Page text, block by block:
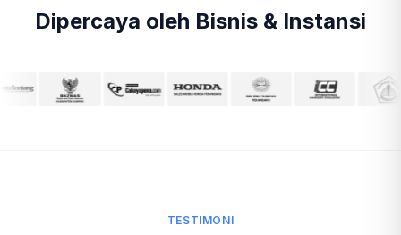
Dipercaya oleh Bisnis & Instansi
TESTIMONI